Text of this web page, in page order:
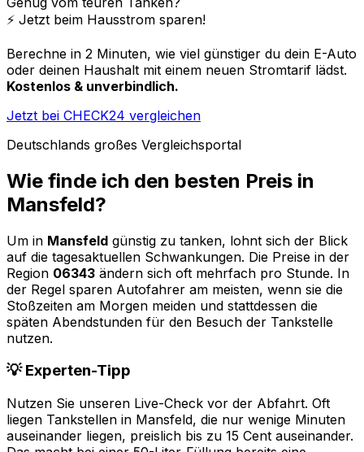
⚡️ Jetzt beim Hausstrom sparen!
Berechne in 2 Minuten, wie viel günstiger du dein E-Auto
oder deinen Haushalt mit einem neuen Stromtarif lädst.
Kostenlos & unverbindlich.
Jetzt bei CHECK24 vergleichen
Deutschlands großes Vergleichsportal
Wie finde ich den besten Preis in
Mansfeld?
Um in Mansfeld günstig zu tanken, lohnt sich der Blick
auf die tagesaktuellen Schwankungen. Die Preise in der
Region 06343 ändern sich oft mehrfach pro Stunde. In
der Regel sparen Autofahrer am meisten, wenn sie die
Stoßzeiten am Morgen meiden und stattdessen die
späten Abendstunden für den Besuch der Tankstelle
nutzen.
💡 Experten-Tipp
Nutzen Sie unseren Live-Check vor der Abfahrt. Oft
liegen Tankstellen in Mansfeld, die nur wenige Minuten
auseinander liegen, preislich bis zu 15 Cent auseinander.